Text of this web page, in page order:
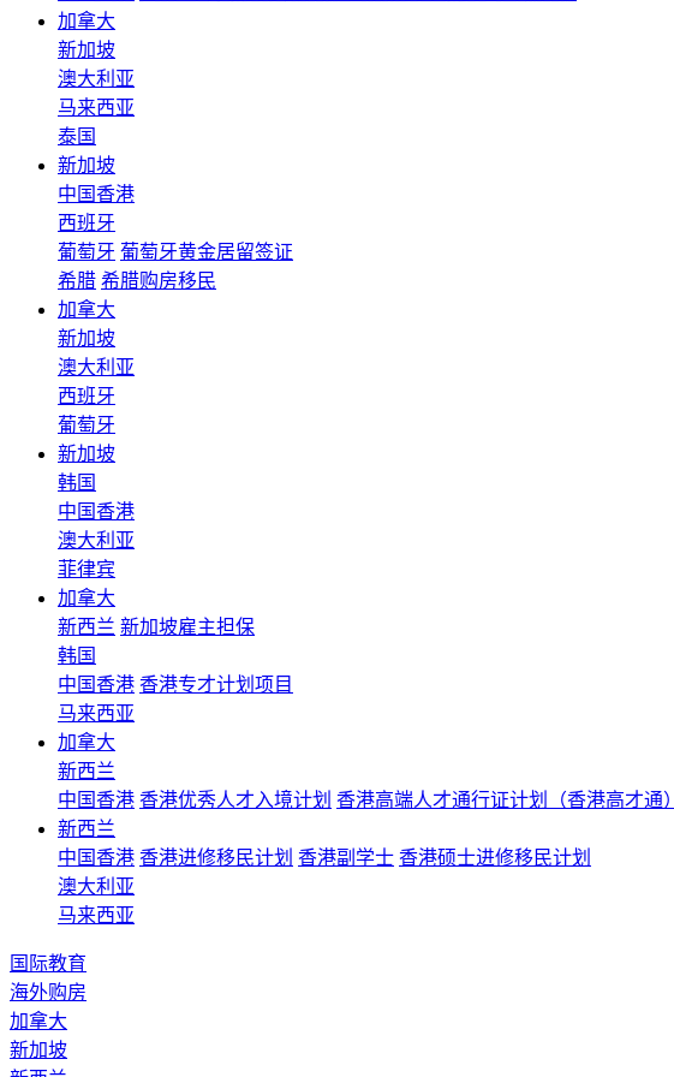
加拿大
新加坡
澳大利亚
马来西亚
泰国
新加坡
中国香港
西班牙
葡萄牙 葡萄牙黄金居留签证
希腊 希腊购房移民
加拿大
新加坡
澳大利亚
西班牙
葡萄牙
新加坡
韩国
中国香港
澳大利亚
菲律宾
加拿大
新西兰 新加坡雇主担保
韩国
中国香港 香港专才计划项目
马来西亚
加拿大
新西兰
中国香港 香港优秀人才入境计划 香港高端人才通行证计划（香港高才通）
新西兰
中国香港 香港进修移民计划 香港副学士 香港硕士进修移民计划
澳大利亚
马来西亚
国际教育
海外购房
加拿大
新加坡